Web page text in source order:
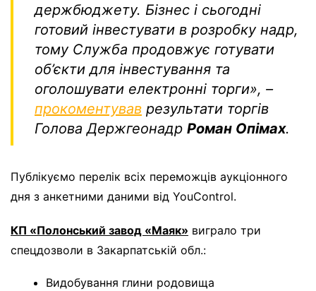
держбюджету. Бізнес і сьогодні
готовий інвестувати в розробку надр,
тому Служба продовжує готувати
об’єкти для інвестування та
оголошувати електронні торги», –
прокоментував результати торгів
Голова Держгеонадр Роман Опімах.
Публікуємо перелік всіх переможців аукціонного
дня з анкетними даними від YouControl.
КП «Полонський завод «Маяк» виграло три
спецдозволи в Закарпатській обл.:
Видобування глини родовища